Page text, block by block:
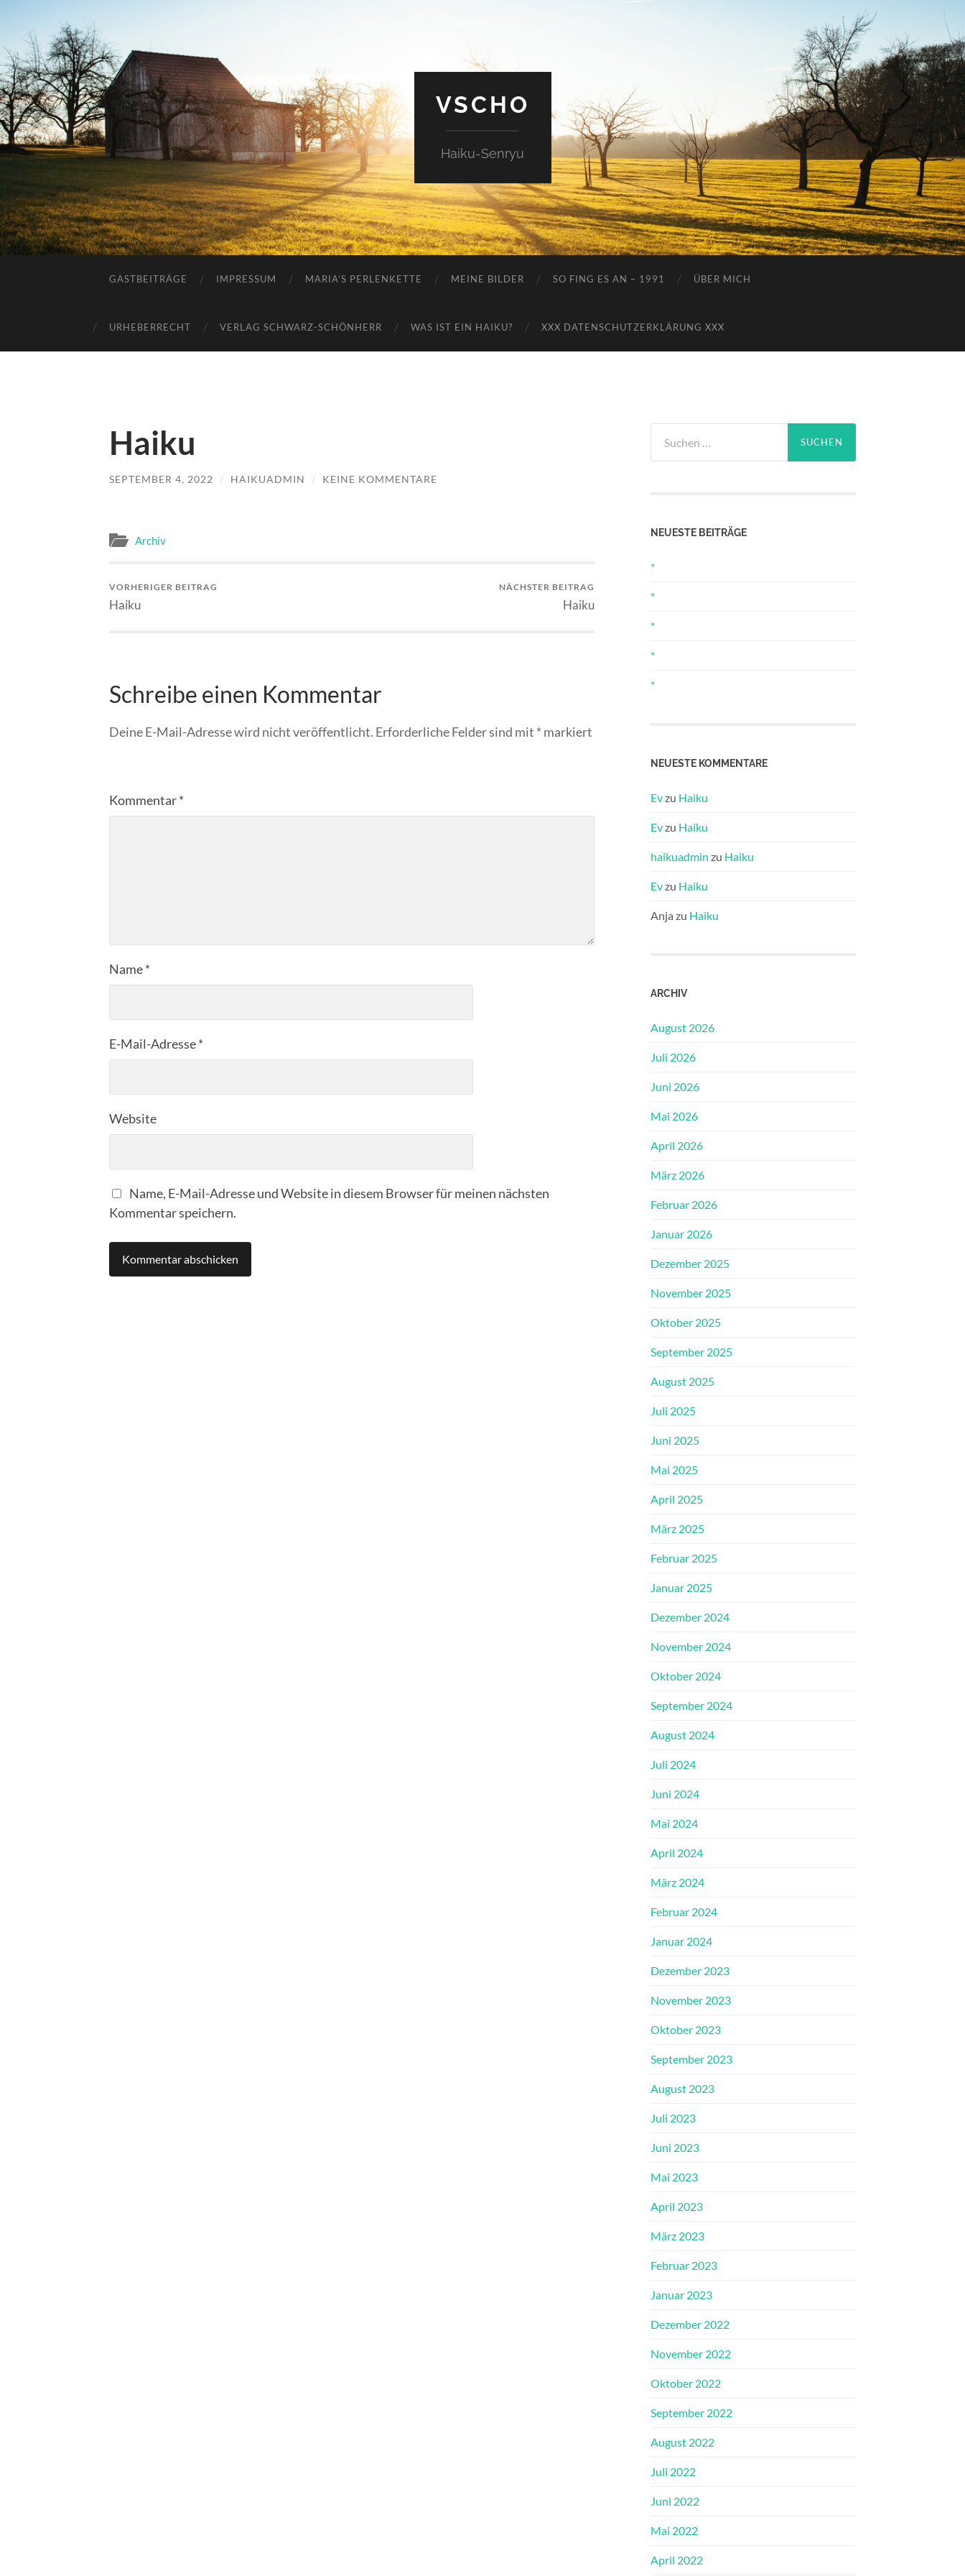
VSCHO
Haiku-Senryu
GASTBEITRÄGE IMPRESSUM MARIA’S PERLENKETTE MEINE BILDER SO FING ES AN – 1991 ÜBER MICH
URHEBERRECHT VERLAG SCHWARZ-SCHÖNHERR WAS IST EIN HAIKU? XXX DATENSCHUTZERKLÄRUNG XXX
Haiku
SEPTEMBER 4, 2022 / HAIKUADMIN / KEINE KOMMENTARE
Archiv
VORHERIGER BEITRAG
Haiku
NÄCHSTER BEITRAG
Haiku
Schreibe einen Kommentar
Deine E-Mail-Adresse wird nicht veröffentlicht. Erforderliche Felder sind mit * markiert
Kommentar*
Name*
E-Mail-Adresse*
Website
Name, E-Mail-Adresse und Website in diesem Browser für meinen nächsten
Kommentar speichern.
nach:
NEUESTE BEITRÄGE
*
*
*
*
*
NEUESTE KOMMENTARE
Evzu Haiku
Evzu Haiku
haikuadmin zu Haiku
Evzu Haiku
Anja zu Haiku
ARCHIV
August 2026
Juli 2026
Juni 2026
Mai 2026
April 2026
März 2026
Februar 2026
Januar 2026
Dezember 2025
November 2025
Oktober 2025
September 2025
August 2025
Juli 2025
Juni 2025
Mai 2025
April 2025
März 2025
Februar 2025
Januar 2025
Dezember 2024
November 2024
Oktober 2024
September 2024
August 2024
Juli 2024
Juni 2024
Mai 2024
April 2024
März 2024
Februar 2024
Januar 2024
Dezember 2023
November 2023
Oktober 2023
September 2023
August 2023
Juli 2023
Juni 2023
Mai 2023
April 2023
März 2023
Februar 2023
Januar 2023
Dezember 2022
November 2022
Oktober 2022
September 2022
August 2022
Juli 2022
Juni 2022
Mai 2022
April 2022